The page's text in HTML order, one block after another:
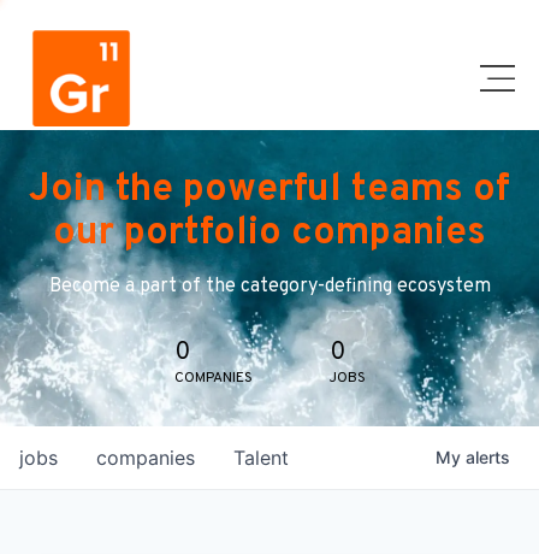
Join the powerful teams of
our portfolio companies
Become a part of the category-defining ecosystem
0
COMPANIES
0
JOBS
jobs companies Talent My alerts